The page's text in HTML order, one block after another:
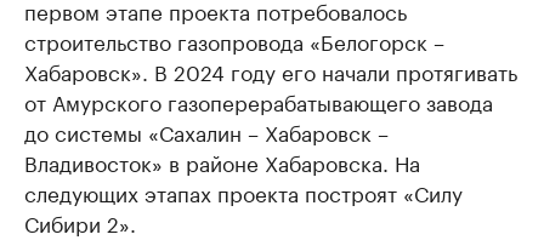
первом этапе проекта потребовалось
строительство газопровода «Белогорск –
Хабаровск». В 2024 году его начали протягивать
от Амурского газоперерабатывающего завода
до системы «Сахалин – Хабаровск –
Владивосток» в районе Хабаровска. На
следующих этапах проекта построят «Силу
Сибири 2».